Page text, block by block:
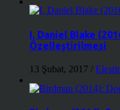
I, Daniel Blake
Özelleştirilmesi
13 Şubat, 2017 /